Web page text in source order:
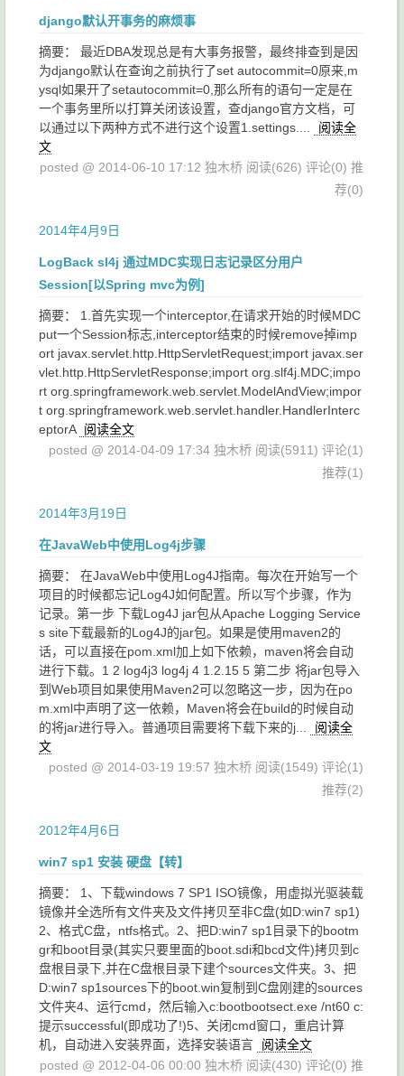
django默认开事务的麻烦事
摘要： 最近DBA发现总是有大事务报警，最终排查到是因
为django默认在查询之前执行了set autocommit=0原来,m
ysql如果开了setautocommit=0,那么所有的语句一定是在
一个事务里所以打算关闭该设置，查django官方文档，可
以通过以下两种方式不进行这个设置1.settings....
阅读全
文
posted @ 2014-06-10 17:12 独木桥 阅读(626) 评论(0) 推
荐(0)
2014年4月9日
LogBack sl4j 通过MDC实现日志记录区分用户
Session[以Spring mvc为例]
摘要： 1.首先实现一个interceptor,在请求开始的时候MDC
put一个Session标志,interceptor结束的时候remove掉imp
ort javax.servlet.http.HttpServletRequest;import javax.ser
vlet.http.HttpServletResponse;import org.slf4j.MDC;impo
rt org.springframework.web.servlet.ModelAndView;impor
t org.springframework.web.servlet.handler.HandlerInterc
eptorA 阅读全文
posted @ 2014-04-09 17:34 独木桥 阅读(5911) 评论(1)
推荐(1)
2014年3月19日
在JavaWeb中使用Log4j步骤
摘要： 在JavaWeb中使用Log4J指南。每次在开始写一个
项目的时候都忘记Log4J如何配置。所以写个步骤，作为
记录。第一步 下载Log4J jar包从Apache Logging Service
s site下载最新的Log4J的jar包。如果是使用maven2的
话，可以直接在pom.xml加上如下依赖，maven将会自动
进行下载。1 2 log4j3 log4j 4 1.2.15 5 第二步 将jar包导入
到Web项目如果使用Maven2可以忽略这一步，因为在po
m.xml中声明了这一依赖，Maven将会在build的时候自动
的将jar进行导入。普通项目需要将下载下来的j...
阅读全
文
posted @ 2014-03-19 19:57 独木桥 阅读(1549) 评论(1)
推荐(2)
2012年4月6日
win7 sp1 安装 硬盘【转】
摘要： 1、下载windows 7 SP1 ISO镜像，用虚拟光驱装载
镜像并全选所有文件夹及文件拷贝至非C盘(如D:win7 sp1)
2、格式C盘，ntfs格式。2、把D:win7 sp1目录下的bootm
gr和boot目录(其实只要里面的boot.sdi和bcd文件)拷贝到c
盘根目录下,并在C盘根目录下建个sources文件夹。3、把
D:win7 sp1sources下的boot.win复制到C盘刚建的sources
文件夹4、运行cmd，然后输入c:bootbootsect.exe /nt60 c:
提示successful(即成功了!)5、关闭cmd窗口，重启计算
机，自动进入安装界面，选择安装语言
阅读全文
posted @ 2012-04-06 00:00 独木桥 阅读(430) 评论(0) 推